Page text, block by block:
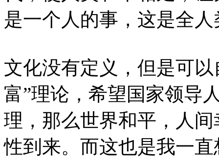
是一个人的事，这是全
文化没有定义，但是可
富”理论，希望国家领导
理，那么世界和平，人
性到来。而这也是我一